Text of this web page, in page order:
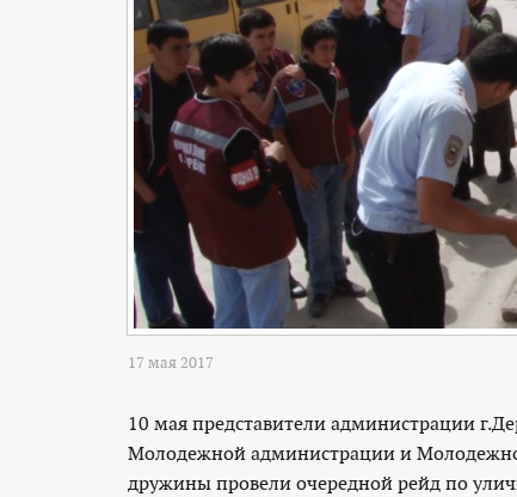
17 мая 2017
10 мая представители администрации
Молодежной администрации и
дружины провели очередной рейд по